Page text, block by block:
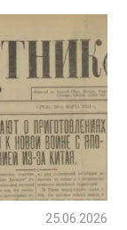
25.06.2026